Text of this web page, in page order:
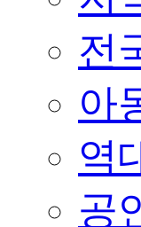
전
아
역
공